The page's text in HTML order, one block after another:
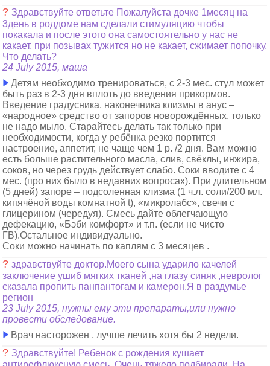
? Здравствуйте ответьте Пожалуйста дочке 1месяц на
3день в роддоме нам сделали стимуляцию чтобы
покакала и после этого она самостоятельно у нас не
какает, при позывах тужится но не какает, сжимает попочку.
Что делать?
24 July 2015, маша
Детям необходимо тренироваться, с 2-3 мес. стул может
быть раз в 2-3 дня вплоть до введения прикормов.
Введение градусника, наконечника клизмы в анус –
«народное» средство от запоров новорождённых, только
не надо мыло. Старайтесь делать так только при
необходимости, когда у ребёнка резко портится
настроение, аппетит, не чаще чем 1 р. /2 дня. Вам можно
есть больше растительного масла, слив, свёклы, инжира,
соков, но через грудь действует слабо. Соки вводите с 4
мес. (про них было в недавних вопросах). При длительном
(5 дней) запоре – подсоленная клизма (1 ч.л. соли/200 мл.
кипячёной воды комнатной t), «микролабс», свечи с
глицерином (чередуя). Смесь дайте облегчающую
дефекацию, «Бэби комфорт» и т.п. (если не чисто
ГВ).Остальное индивидуально.
Соки можно начинать по каплям с 3 месяцев .
?здравствуйте доктор.Моего сына ударило качелей
заключение ушиб мягких тканей ,на глазу синяк ,невролог
сказала пропить панпантогам и камерон.Я в раздумье
регион
23 July 2015, нужны ему эти препараты,или нужно
провести обследование.
Врач насторожен , лучше лечить хотя бы 2 недели.
? Здравствуйте! Ребенок с рождения кушает